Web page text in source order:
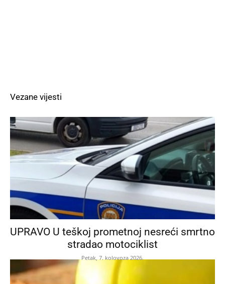
Vezane vijesti
UPRAVO U teškoj prometnoj nesreći smrtno
stradao motociklist
Petak, 7. kolovoza 2026.